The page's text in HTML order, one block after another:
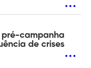
pré-campanha
de crises